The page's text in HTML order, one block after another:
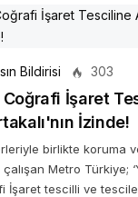
Bildirisi 303
İşaret
İzinde!
birlikte koruma
Metro Türkiye;
İşaret tescilli ve